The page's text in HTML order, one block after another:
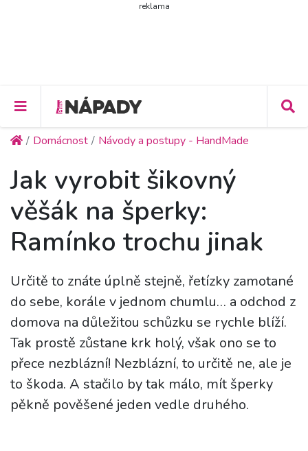
reklama
Domácnost Návody a postupy - HandMade
Jak vyrobit šikovný
věšák na šperky:
Ramínko trochu jinak
Určitě to znáte úplně stejně, řetízky zamotané
do sebe, korále v jednom chumlu… a odchod z
domova na důležitou schůzku se rychle blíží.
Tak prostě zůstane krk holý, však ono se to
přece nezblázní! Nezblázní, to určitě ne, ale je
to škoda. A stačilo by tak málo, mít šperky
pěkně pověšené jeden vedle druhého.